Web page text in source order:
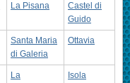
La Pisana
Castel di
Guido
Santa Maria
di Galeria
Ottavia
La
Isola